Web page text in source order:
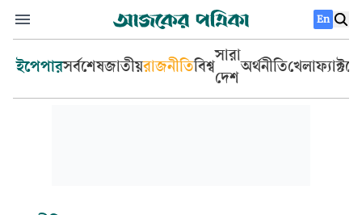
En
ইপেপারসর্বশেষজাতীয়রাজনীতিবিশ্ব
সারা
দেশ
অর্থনীতিখেলা